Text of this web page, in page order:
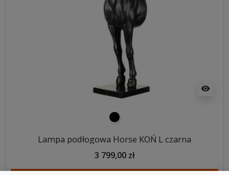
visibility
czarny
Lampa podłogowa Horse KOŃ L czarna
3 799,00 zł